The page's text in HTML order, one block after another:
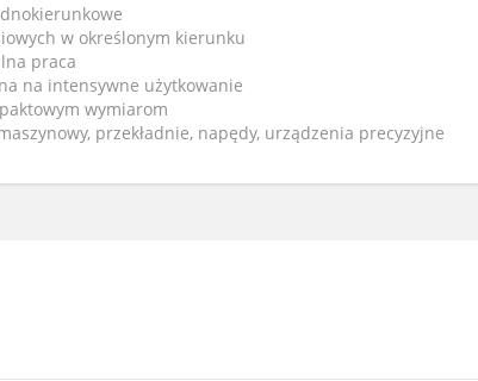
w określonym kierunku
praca
na intensywne użytkowanie
wymiarom
przekładnie, napędy, urządzenia precyzyjne